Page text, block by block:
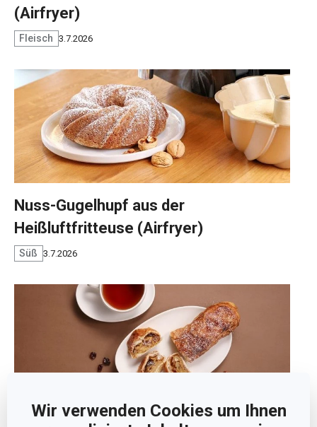
Wir verwenden Cookies um Ihnen
(Airfryer)
Fleisch 3.7.2026
Nuss-Gugelhupf aus der
Heißluftfritteuse (Airfryer)
Süß 3.7.2026
Apfelstrudel in der Heißluftfritteuse